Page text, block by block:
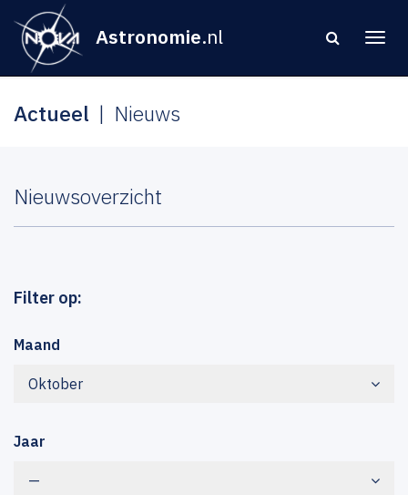
Astronomie.nl
Actueel Nieuws
Nieuwsoverzicht
Filter op:
Maand
Oktober
Jaar
—